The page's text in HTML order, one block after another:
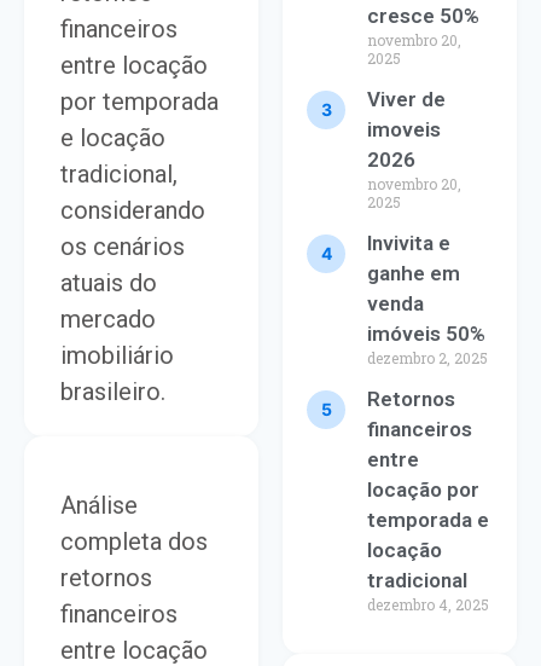
financeiros
entre locação
por temporada
e locação
tradicional,
considerando
os cenários
atuais do
mercado
imobiliário
brasileiro.
Análise
completa dos
retornos
financeiros
entre locação
cresce 50%
novembro 20,
2025
Viver de
imoveis
2026
novembro 20,
2025
Invivita e
ganhe em
venda
imóveis 50%
dezembro 2, 2025
Retornos
financeiros
entre
locação por
temporada e
locação
tradicional
dezembro 4, 2025